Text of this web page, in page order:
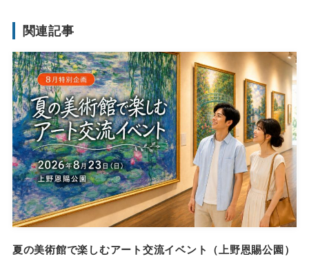
関連記事
夏の美術館で楽しむアート交流イベント（上野恩賜公園）